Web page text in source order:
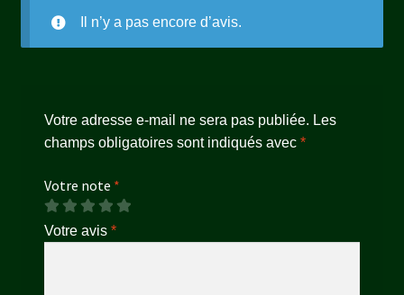
Il n’y a pas encore d’avis.
Votre adresse e-mail ne sera pas publiée. Les
champs obligatoires sont indiqués avec *
Votre note *
Votre avis *